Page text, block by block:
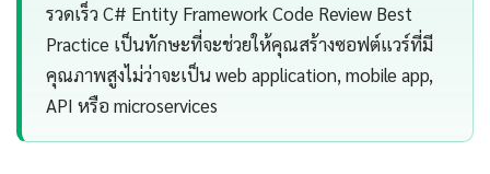
รวดเร็ว C# Entity Framework Code Review Best
Practice เป็นทักษะที่จะช่วยให้คุณสร้างซอฟต์แวร์ที่มี
คุณภาพสูงไม่ว่าจะเป็น web application, mobile app,
API หรือ microservices